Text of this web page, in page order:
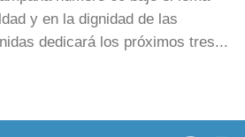
y en la dignidad de las
dedicará los próximos tres...